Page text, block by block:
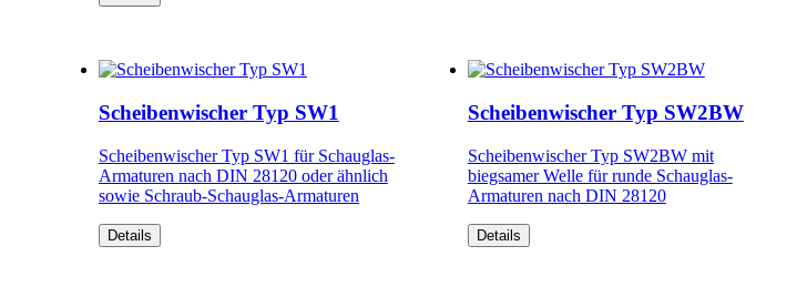
Scheibenwischer Typ SW1
Scheibenwischer Typ SW1 für Schauglas-
Armaturen nach DIN 28120 oder ähnlich
sowie Schraub-Schauglas-Armaturen
Details
Scheibenwischer Typ SW2BW
Scheibenwischer Typ SW2BW mit
biegsamer Welle für runde Schauglas-
Armaturen nach DIN 28120
Details